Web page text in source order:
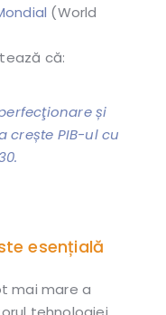
(World
că:
și
crește PIB-ul cu
esențială
mai mare a